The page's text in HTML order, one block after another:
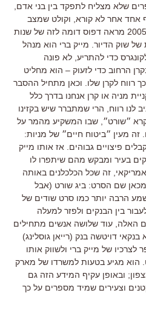
שלא מצליח לתפקד בין בני אדם,
אחד אחר לא קורא, וקולט שמצב
המשכנתאות של האמריקאים ב-2005 מראה דפוס דומה לזה של שנות
של שוק הדיור. מייק ברי הוא מנהל
כדי להתריע, לא פונה
הרחוב כדי לזעוק – הוא מחליט
רווח לקרן שלו. וכאן מתחיל ההסבר
מניה או קרן אנחנו בדרך כלל
לנו רווח, הרי שמתברר שיש בקזינו
״שורט״, שבו המשקיע מהמר על
מעין ״ביטוח חיים״ של מניות:
פיצויים גבוהים. אז אותו מייק
בעיר ומבקש מהם שיתפרו לו
זה שכל הכלכלנים באותה
מכאן שם הסרט: ביג שורט (אבל
הרבה יותר כמו סרט שודים של
בין הבנקים ולפזר למעלה
האלה, עוד שלושה אנשים מתחילים
דויטשה בנק (רייאן גוסלינג)
של מייק ברי ולשווק אותו
הוא מגיע בטעות למשרדו של מארק
ובאופן עקיף המידע הזה גם
וצעירים שמיד מספרים על כך